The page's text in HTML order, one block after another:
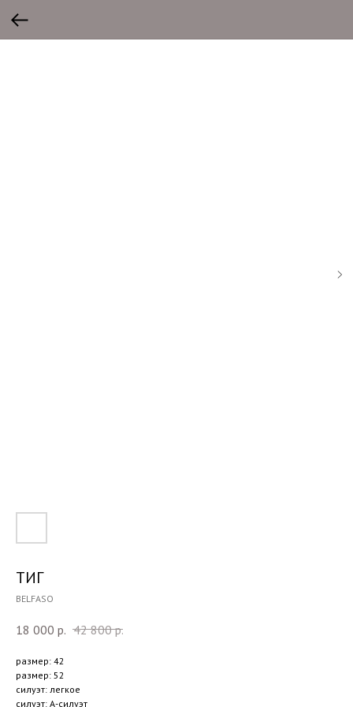
ТИГ
BELFASO
18 000 р. 42 800 р.
размер: 42
размер: 52
силуэт: легкое
силуэт: А-силуэт